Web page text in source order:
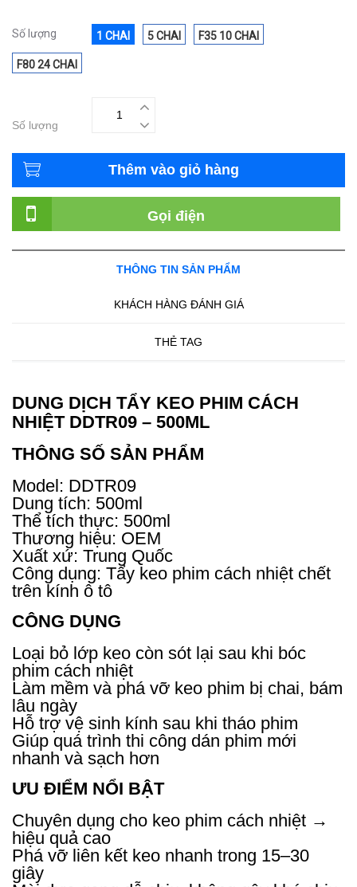
Số lượng 1 CHAI 5 CHAI F35 10 CHAI
F80 24 CHAI
Số lượng
Thêm vào giỏ hàng
Gọi điện
THÔNG TIN SẢN PHẨM
KHÁCH HÀNG ĐÁNH GIÁ
THẺ TAG
DUNG DỊCH TẨY KEO PHIM CÁCH
NHIỆT DDTR09 – 500ML
THÔNG SỐ SẢN PHẨM
Model: DDTR09
Dung tích: 500ml
Thể tích thực: 500ml
Thương hiệu: OEM
Xuất xứ: Trung Quốc
Công dụng: Tẩy keo phim cách nhiệt chết
trên kính ô tô
CÔNG DỤNG
Loại bỏ lớp keo còn sót lại sau khi bóc
phim cách nhiệt
Làm mềm và phá vỡ keo phim bị chai, bám
lâu ngày
Hỗ trợ vệ sinh kính sau khi tháo phim
Giúp quá trình thi công dán phim mới
nhanh và sạch hơn
ƯU ĐIỂM NỔI BẬT
Chuyên dụng cho keo phim cách nhiệt →
hiệu quả cao
Phá vỡ liên kết keo nhanh trong 15–30
giây